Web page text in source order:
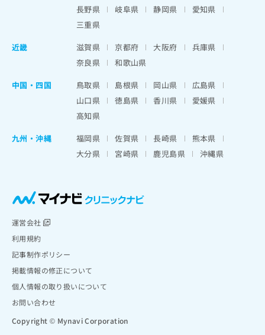
長野県
岐阜県 静岡県
愛知県
三重県
近畿
滋賀県 京都府 大阪府
兵庫県
奈良県
和歌山県
中国・四国
鳥取県 島根県 岡山県
広島県
山口県
徳島県 香川県
愛媛県
高知県
九州・沖縄
福岡県 佐賀県 長崎県
熊本県
大分県
宮崎県 鹿児島県 沖縄県
運営会社
利用規約
記事制作ポリシー
掲載情報の修正について
個人情報の取り扱いについて
お問い合わせ
Copyright © Mynavi Corporation